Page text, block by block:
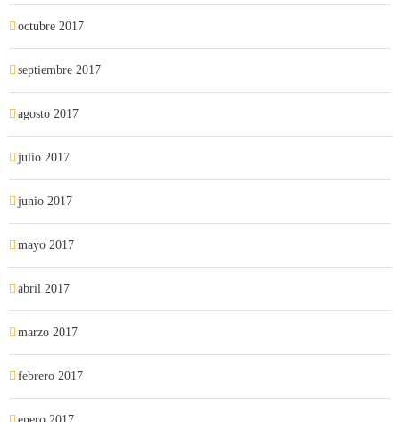
octubre 2017
septiembre 2017
agosto 2017
julio 2017
junio 2017
mayo 2017
abril 2017
marzo 2017
febrero 2017